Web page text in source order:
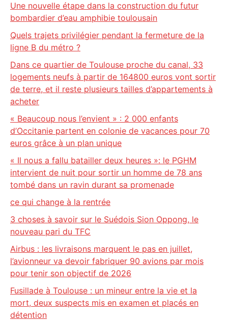
Une nouvelle étape dans la construction du futur
bombardier d’eau amphibie toulousain
Quels trajets privilégier pendant la fermeture de la
ligne B du métro ?
Dans ce quartier de Toulouse proche du canal, 33
logements neufs à partir de 164800 euros vont sortir
de terre, et il reste plusieurs tailles d’appartements à
acheter
« Beaucoup nous l’envient » : 2 000 enfants
d’Occitanie partent en colonie de vacances pour 70
euros grâce à un plan unique
« Il nous a fallu batailler deux heures »: le PGHM
intervient de nuit pour sortir un homme de 78 ans
tombé dans un ravin durant sa promenade
ce qui change à la rentrée
3 choses à savoir sur le Suédois Sion Oppong, le
nouveau pari du TFC
Airbus : les livraisons marquent le pas en juillet,
l’avionneur va devoir fabriquer 90 avions par mois
pour tenir son objectif de 2026
Fusillade à Toulouse : un mineur entre la vie et la
mort, deux suspects mis en examen et placés en
détention